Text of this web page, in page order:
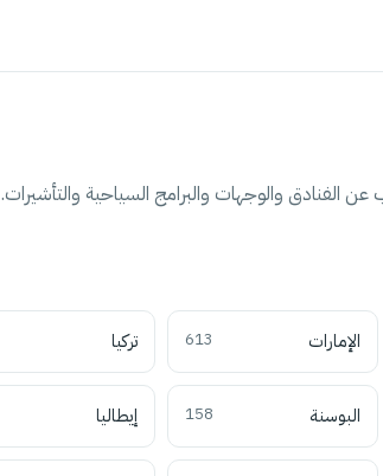
الفنادق والوجهات والبرامج السياحية والتأشيرات.
الإمارات 613 تركيا
البوسنة 158 إيطاليا